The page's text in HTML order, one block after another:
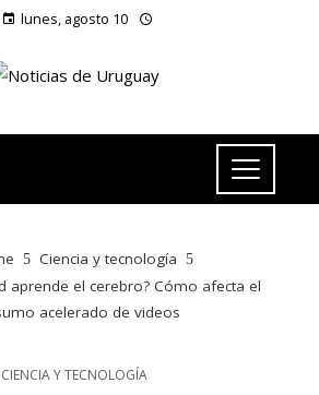
lunes, agosto 10
Ciencia y tecnología
aprende el cerebro? Cómo afecta el
acelerado de videos
CIENCIA Y TECNOLOGÍA